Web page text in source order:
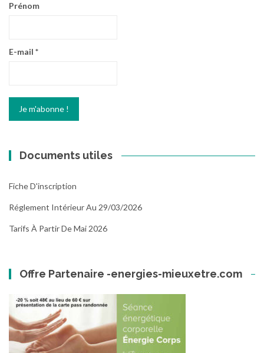
Prénom
E-mail *
Documents utiles
Fiche D'inscription
Réglement Intérieur Au 29/03/2026
Tarifs À Partir De Mai 2026
Offre Partenaire -energies-mieuxetre.com